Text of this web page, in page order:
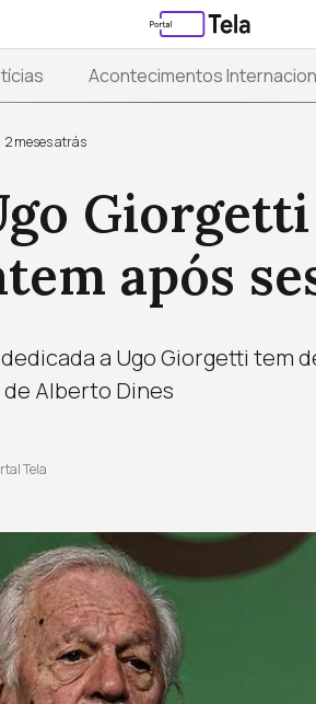
Acontecimentos
2 meses atrás
após
a Ugo Giorgetti tem
Alberto Dines
Tela